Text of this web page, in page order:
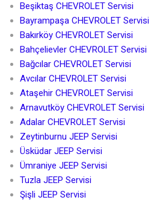
Beşiktaş CHEVROLET Servisi
Bayrampaşa CHEVROLET Servisi
Bakırköy CHEVROLET Servisi
Bahçelievler CHEVROLET Servisi
Bağcılar CHEVROLET Servisi
Avcılar CHEVROLET Servisi
Ataşehir CHEVROLET Servisi
Arnavutköy CHEVROLET Servisi
Adalar CHEVROLET Servisi
Zeytinburnu JEEP Servisi
Üsküdar JEEP Servisi
Ümraniye JEEP Servisi
Tuzla JEEP Servisi
Şişli JEEP Servisi